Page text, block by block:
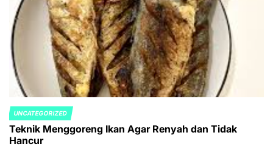
POSTED
IN
UNCATEGORIZED
Teknik Menggoreng Ikan Agar Renyah dan Tidak
Hancur